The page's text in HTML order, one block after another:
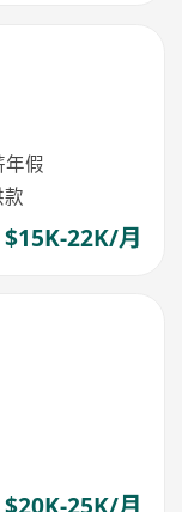
假
$15K-22K/月
$20K-25K/月